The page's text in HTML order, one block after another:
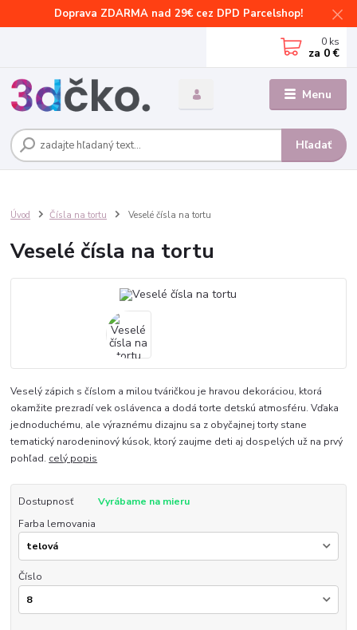
Doprava ZDARMA nad 29€ cez DPD Parcelshop!
Menu
Hľadať
0 ks
za 0 €
Úvod Čísla na tortu Veselé čísla na tortu
Veselé čísla na tortu
Veselý zápich s číslom a milou tváričkou je hravou dekoráciou, ktorá
okamžite prezradí vek oslávenca a dodá torte detskú atmosféru. Vďaka
jednoduchému, ale výraznému dizajnu sa z obyčajnej torty stane
tematický narodeninový kúsok, ktorý zaujme deti aj dospelých už na prvý
pohľad. celý popis
Dostupnosť
Vyrábame na mieru
Farba lemovania
Číslo